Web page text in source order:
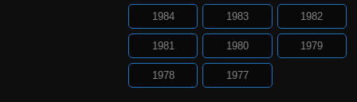
1984 1983 1982
1981 1980 1979
1978 1977